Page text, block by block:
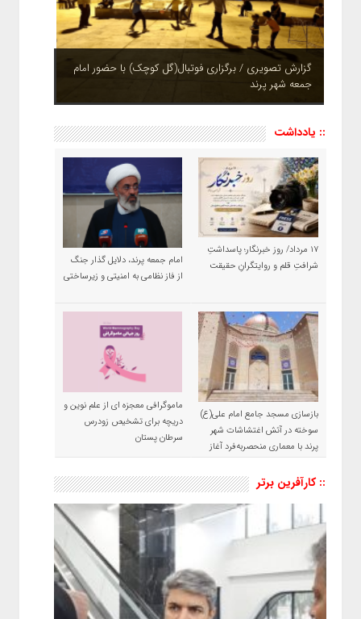
گزارش تصویری / برگزاری فوتبال(گل کوچک) با حضور امام
جمعه شهر پرند
چشم نوازی بوستان های شهر پرند در فصل بهار + تصاویر
:: یادداشت
۱۷ مرداد/ روز خبرنگار؛ پاسداشتِ
شرافتِ قلم و روایتگرانِ حقیقت
امام جمعه پرند، دلایل گذار جنگ
از فاز نظامی به امنیتی و زیرساختی
بازسازی مسجد جامع امام علی(ع)
سوخته در آتش اغتشاشات شهر
پرند با معماری منحصربه‌فرد آغاز
ماموگرافی معجزه ای از علم نوین و
دریچه برای تشخیص زودرس
سرطان پستان
:: کارآفرین برتر